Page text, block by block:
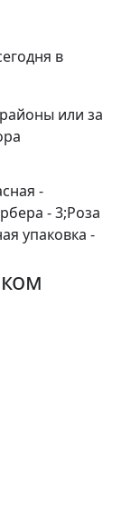
в
или за
-
- 3;Роза
упаковка -